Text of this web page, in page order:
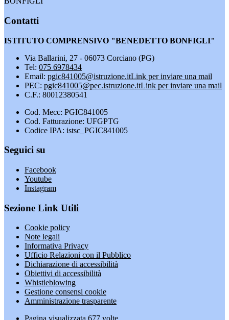
Contatti
ISTITUTO COMPRENSIVO "BENEDETTO BONFIGLI"
Via Ballarini, 27 - 06073 Corciano (PG)
Tel: 075 6978434
Email: pgic841005@istruzione.itLink per inviare una mail
PEC: pgic841005@pec.istruzione.itLink per inviare una mail
C.F.: 80012380541
Cod. Mecc: PGIC841005
Cod. Fatturazione: UFGPTG
Codice IPA: istsc_PGIC841005
Seguici su
Facebook
Youtube
Instagram
Sezione Link Utili
Cookie policy
Note legali
Informativa Privacy
Ufficio Relazioni con il Pubblico
Dichiarazione di accessibilità
Obiettivi di accessibilità
Whistleblowing
Gestione consensi cookie
Amministrazione trasparente